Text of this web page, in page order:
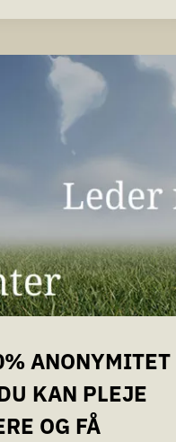
ANONYMITET
KAN PLEJE
OG FÅ